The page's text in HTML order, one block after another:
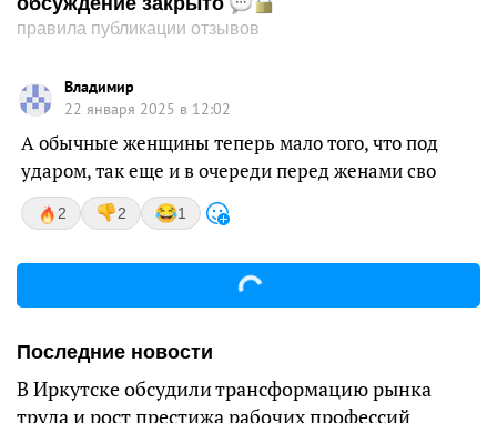
правила публикации отзывов
Владимир
22 января 2025 в 12:02
А обычные женщины теперь мало того, что под
ударом, так еще и в очереди перед женами сво
2 2 1
Последние новости
В Иркутске обсудили трансформацию рынка
труда и рост престижа рабочих профессий